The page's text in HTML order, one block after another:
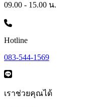
09.00 - 15.00 น.
Hotline
083-544-1569
เราช่วยคุณได้